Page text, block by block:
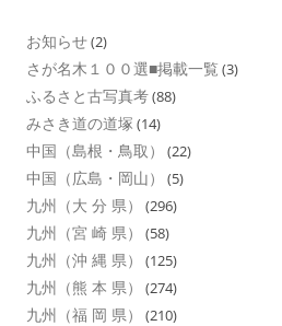
お知らせ(2)
さが名木１００選■掲載一覧 (3)
ふるさと古写真考(88)
みさき道の道塚 (14)
中国（島根・鳥取） (22)
中国（広島・岡山） (5)
九州（大 分 県） (296)
九州（宮 崎 県） (58)
九州（沖 縄 県） (125)
九州（熊 本 県） (274)
九州（福 岡 県） (210)